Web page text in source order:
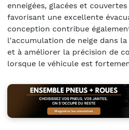
enneigées, glacées et
favorisant une excellente
conception contribue
l'accumulation de neige dans
et à améliorer la précision de
lorsque le véhicule est